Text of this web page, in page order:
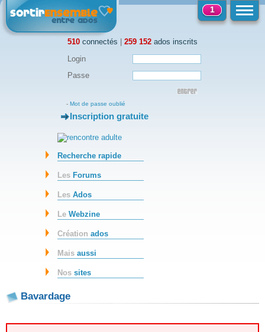
510 connectés | 259 152 ados inscrits
1
Login
Passe
- Mot de passe oublié
-Inscription gratuite
Recherche rapide
Les Forums
LesAdos
LeWebzine
Créationados
Maisaussi
Nossites
Bavardage